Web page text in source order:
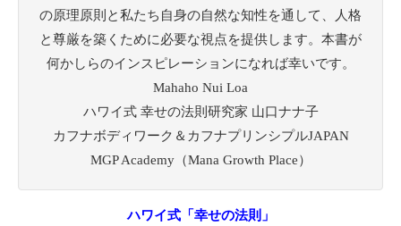
の原理原則と私たち自身の自然な知性を通して、人格
と尊厳を築くために必要な視点を提供します。本書が
何かしらのインスピレーションになれば幸いです。
Mahaho Nui Loa
ハワイ式 幸せの法則研究家 山口ナナ子
カフナボディワーク＆カフナプリンシプルJAPAN
MGP Academy（Mana Growth Place）
ハワイ式「幸せの法則」